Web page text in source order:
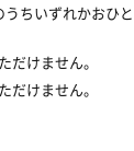
うちいずれかおひ
けません。
けません。